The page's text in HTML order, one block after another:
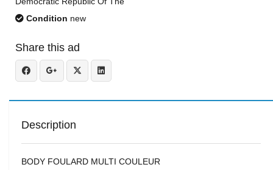
Condition new
Share this ad
Description
BODY FOULARD MULTI COULEUR